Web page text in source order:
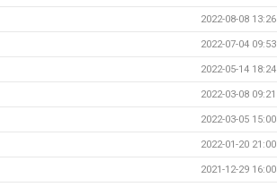
2022-08-08 13:26
2022-07-04 09:53
2022-05-14 18:24
2022-03-08 09:21
2022-03-05 15:00
2022-01-20 21:00
2021-12-29 16:00